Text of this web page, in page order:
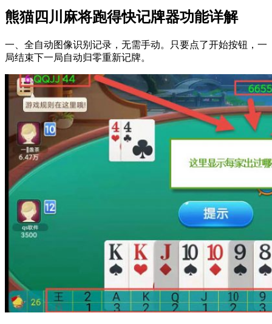
熊猫四川麻将跑得快记牌器功能详解
一、全自动图像识别记录，无需手动。只要点了开始按钮，一
局结束下一局自动归零重新记牌。